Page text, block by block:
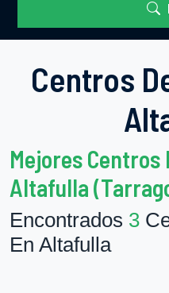
Centros
Mejores Centros
Altafulla
Encontrados 3
En Altafulla